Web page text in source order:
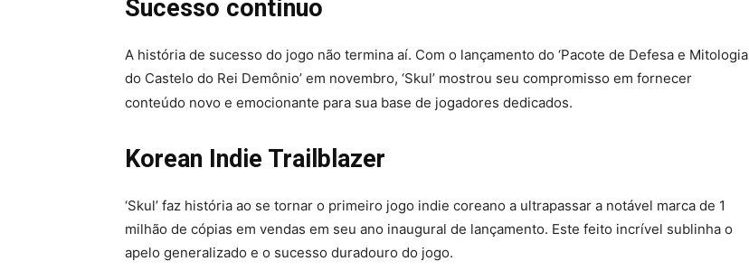
Sucesso contínuo
A história de sucesso do jogo não termina aí. Com o lançamento do ‘Pacote de Defesa e Mitologia
do Castelo do Rei Demônio’ em novembro, ‘Skul’ mostrou seu compromisso em fornecer
conteúdo novo e emocionante para sua base de jogadores dedicados.
Korean Indie Trailblazer
‘Skul’ faz história ao se tornar o primeiro jogo indie coreano a ultrapassar a notável marca de 1
milhão de cópias em vendas em seu ano inaugural de lançamento. Este feito incrível sublinha o
apelo generalizado e o sucesso duradouro do jogo.